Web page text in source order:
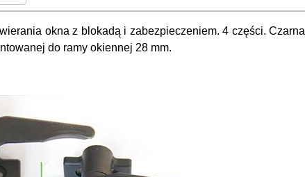
okna z blokadą i zabezpieczeniem. 4 części.
do ramy okiennej 28 mm.